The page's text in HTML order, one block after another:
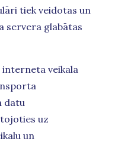
tiek veidotas un
servera glabātas
interneta veikala
datu
uz
un